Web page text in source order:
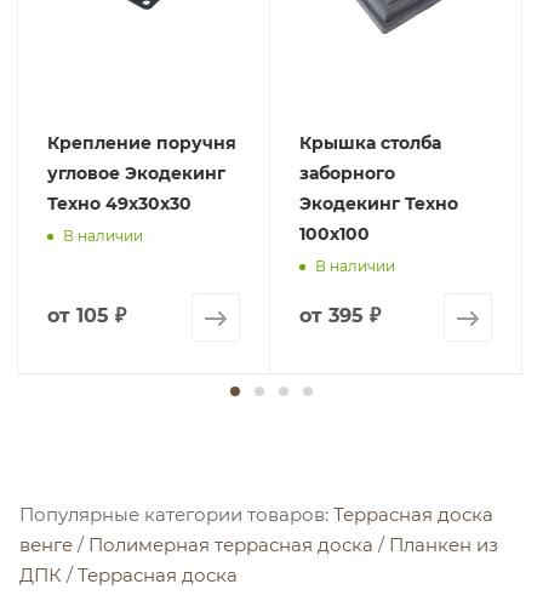
Крепление поручня
угловое Экодекинг
Техно 49x30x30
В наличии
от 105 ₽
Крышка столба
заборного
Экодекинг Техно
100х100
В наличии
от 395 ₽
Популярные категории товаров: Террасная доска
венге / Полимерная террасная доска / Планкен из
ДПК /Террасная доска